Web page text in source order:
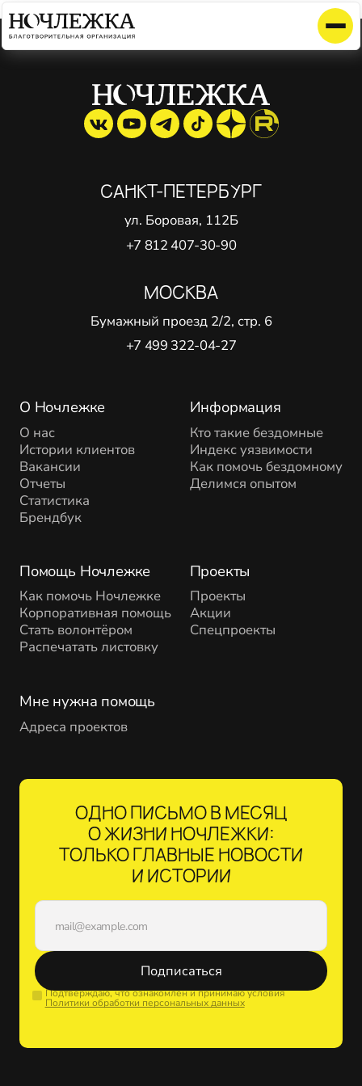
Элемент не найден!
О Ночлежке
О нас
Истории клиентов
Вакансии
Отчеты
Статистика
Брендбук
Помощь Ночлежке
Как помочь Ночлежке
Корпоративная помощь
Стать волонтёром
Распечатать листовку
Проекты
Проекты
Акции
Спецпроекты
Информация
Кто такие бездомные
Индекс уязвимости
Как помочь бездомному
Делимся опытом
Мне нужна помощь
Адреса проектов
САНКТ-ПЕТЕРБУРГ
ул. Боровая, 112Б
+7 812 407-30-90
МОСКВА
Бумажный проезд 2/2, стр. 6
+7 499 322-04-27
ОДНО ПИСЬМО В МЕСЯЦ
О ЖИЗНИ НОЧЛЕЖКИ:
ТОЛЬКО ГЛАВНЫЕ НОВОСТИ
И ИСТОРИИ
Подписаться
Подтверждаю, что ознакомлен и принимаю условия
Политики обработки персональных данных